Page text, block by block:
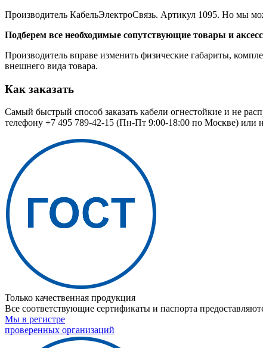
Производитель КабельЭлектроСвязь. Артикул 1095. Но мы
Подберем все необходимые сопутствующие товары и
Производитель вправе изменить физические габариты,
внешнего вида товара.
Как заказать
Самый быстрый способ заказать кабели огнестойкие и не
телефону +7 495 789-42-15 (Пн-Пт 9:00-18:00 по Москве) или
Только качественная продукция
Все соответствующие сертификаты и паспорта
Мы в регистре
проверенных организаций